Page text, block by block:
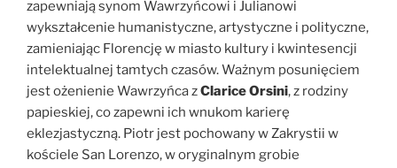
zapewniają synom Wawrzyńcowi i Julianowi
wykształcenie humanistyczne, artystyczne i polityczne,
zamieniając Florencję w miasto kultury i kwintesencji
intelektualnej tamtych czasów. Ważnym posunięciem
jest ożenienie Wawrzyńca zClarice Orsini, z rodziny
papieskiej, co zapewni ich wnukom karierę
eklezjastyczną. Piotr jest pochowany w Zakrystii w
kościele San Lorenzo, w oryginalnym grobie